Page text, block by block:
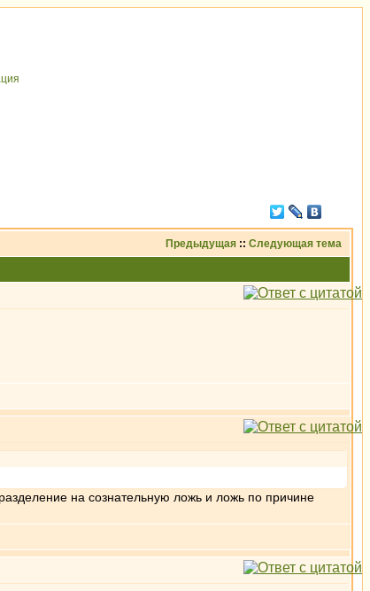
Предыдущая :: Следующая тема
на сознательную ложь и ложь по причине